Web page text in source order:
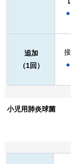
追加
（1回）
小児用肺炎球菌